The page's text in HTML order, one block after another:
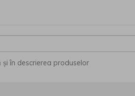
și în descrierea produselor